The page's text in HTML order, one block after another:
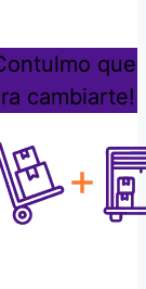
que
cambiarte!